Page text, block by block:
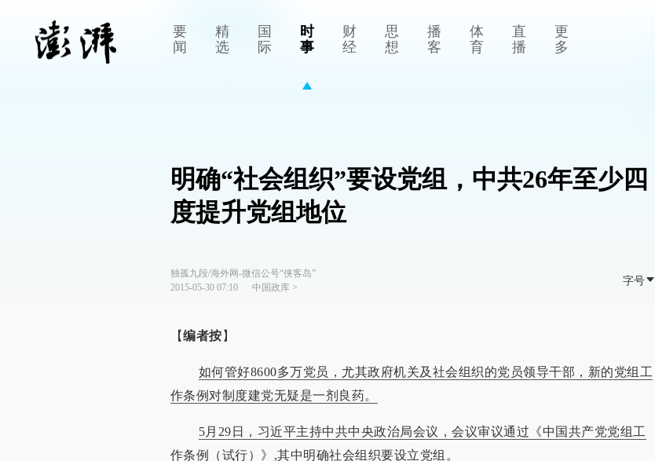
要
闻
精
选
国
际
时
事
财
经
思
想
播
客
体
育
直
播
更
多
明确“社会组织”要设党组，中共26年至少四
度提升党组地位
独孤九段/海外网-微信公号“侠客岛”
2015-05-30 07:10
中国政库>
字号
【编者按 】
如何管好8600多万党员，尤其政府机关及社会组织的党员领导干部，新的党组工
作条例对制度建党无疑是一剂良药。
5月29日，习近平主持中共中央政治局会议，会议审议通过《中国共产党党组工
作条例（试行）》,其中明确社会组织要设立党组。